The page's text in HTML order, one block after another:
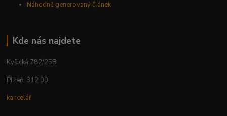
Náhodně generovaný článek
Kde nás najdete
Kyšická 782/25B
Plzeň, 312 00
kancelář